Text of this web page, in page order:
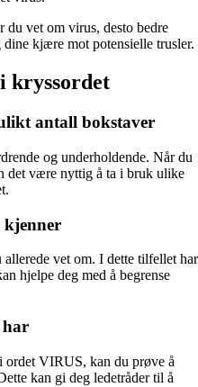
du vet om virus, desto bedre
kjære mot potensielle trusler.
kryssordet
antall bokstaver
og underholdende. Når du
det være nyttig å ta i bruk ulike
kjenner
allerede vet om. I dette tilfellet har
hjelpe deg med å begrense
har
ordet VIRUS, kan du prøve å
kan gi deg ledetråder til å